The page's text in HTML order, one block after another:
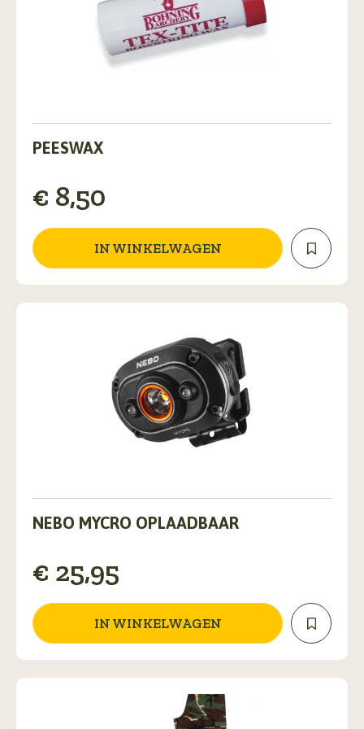
PEESWAX
€ 8,50
IN WINKELWAGEN
NEBO MYCRO OPLAADBAAR
€ 25,95
IN WINKELWAGEN